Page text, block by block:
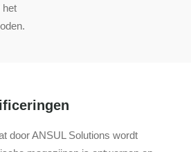
het
door ANSUL Solutions wordt